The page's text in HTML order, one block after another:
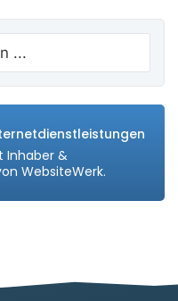
Inhaber &
WebsiteWerk.